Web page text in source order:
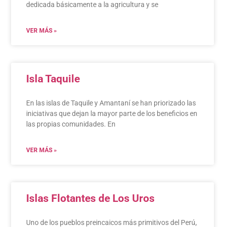
dedicada básicamente a la agricultura y se
VER MÁS »
Isla Taquile
En las islas de Taquile y Amantaní se han priorizado las
iniciativas que dejan la mayor parte de los beneficios en
las propias comunidades. En
VER MÁS »
Islas Flotantes de Los Uros
Uno de los pueblos preincaicos más primitivos del Perú,